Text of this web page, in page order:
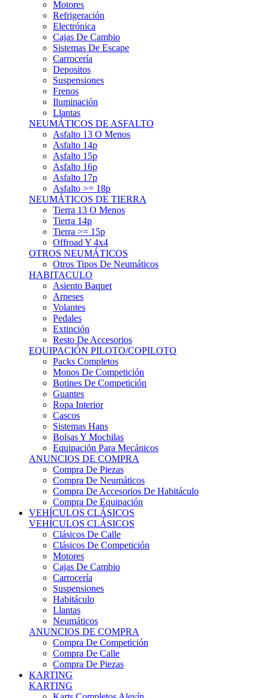
Motores
Refrigeración
Electrónica
Cajas De Cambio
Sistemas De Escape
Carrocería
Depositos
Suspensiones
Frenos
Iluminación
Llantas
NEUMÁTICOS DE ASFALTO
Asfalto 13 O Menos
Asfalto 14p
Asfalto 15p
Asfalto 16p
Asfalto 17p
Asfalto >= 18p
NEUMÁTICOS DE TIERRA
Tierra 13 O Menos
Tierra 14p
Tierra >= 15p
Offroad Y 4x4
OTROS NEUMÁTICOS
Otros Tipos De Neumáticos
HABITACULO
Asiento Baquet
Arneses
Volantes
Pedales
Extinción
Resto De Accesorios
EQUIPACIÓN PILOTO/COPILOTO
Packs Completos
Monos De Competición
Botines De Competición
Guantes
Ropa Interior
Cascos
Sistemas Hans
Bolsas Y Mochilas
Equipación Para Mecánicos
ANUNCIOS DE COMPRA
Compra De Piezas
Compra De Neumáticos
Compra De Accesorios De Habitáculo
Compra De Equipación
VEHÍCULOS CLÁSICOS
VEHÍCULOS CLÁSICOS
Clásicos De Calle
Clásicos De Competición
Motores
Cajas De Cambio
Carrocería
Suspensiones
Habitáculo
Llantas
Neumáticos
ANUNCIOS DE COMPRA
Compra De Competición
Compra De Calle
Compra De Piezas
KARTING
KARTING